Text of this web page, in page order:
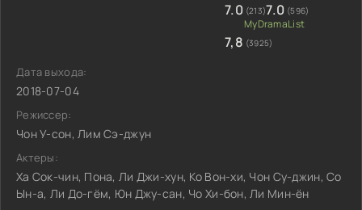
7.0 (213)7.0 (596)
7,8 (3925)
Дата выхода:
2018-07-04
Режиссер:
Чон У-сон, Лим Сэ-джун
Актеры:
Ха Сок-чин, Пона, Ли Джи-хун, Ко Вон-хи, Чон Су-джин, Со
Ын-а, Ли До-гём, Юн Джу-сан, Чо Хи-бон, Ли Мин-ён